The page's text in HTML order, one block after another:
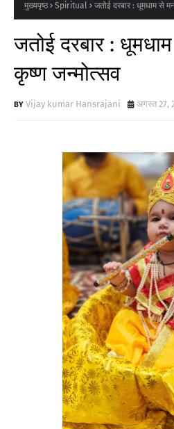
मुख्यपृष्ठ Spiritual जतोई दरबार : धूमधाम से
जतोई दरबार :
कृष्ण जन्मोत्सव
Vijay kumar Hansrajani अगस्त 27,